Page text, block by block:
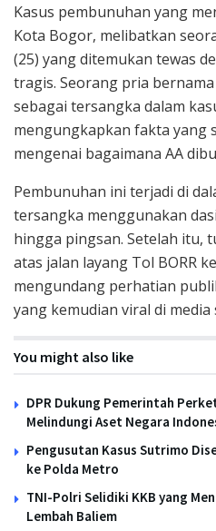
Kasus pembunuhan yang
Kota Bogor, melibatkan
(25) yang ditemukan tewas
tragis. Seorang pria
sebagai tersangka dalam
mengungkapkan fakta yang
mengenai bagaimana AA
Pembunuhan ini terjadi di
tersangka menggunakan
hingga pingsan. Setelah itu,
atas jalan layang Tol BORR
mengundang perhatian
yang kemudian viral di media
You might also like
DPR Dukung Pemerintah
Melindungi Aset Negara
Pengusutan Kasus Sutrimo
ke Polda Metro
TNI-Polri Selidiki KKB yang
Lembah Baliem